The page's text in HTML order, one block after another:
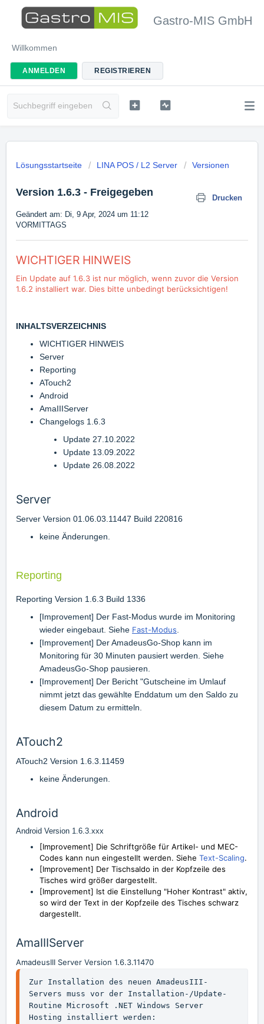
Gastro-MIS GmbH
Willkommen
ANMELDEN REGISTRIEREN
Lösungsstartseite LINA POS / L2 Server Versionen
Version 1.6.3 - Freigegeben
Drucken
Geändert am: Di, 9 Apr, 2024 um 11:12
VORMITTAGS
WICHTIGER HINWEIS
Ein Update auf 1.6.3 ist nur möglich, wenn zuvor die Version
1.6.2 installiert war. Dies bitte unbedingt berücksichtigen!
INHALTSVERZEICHNIS
WICHTIGER HINWEIS
Server
Reporting
ATouch2
Android
AmaIIIServer
Changelogs 1.6.3
Update 27.10.2022
Update 13.09.2022
Update 26.08.2022
Server
Server Version 01.06.03.11447 Build 220816
keine Änderungen.
Reporting
Reporting Version 1.6.3 Build 1336
[Improvement] Der Fast-Modus wurde im Monitoring
wieder eingebaut. Siehe Fast-Modus.
[Improvement] Der AmadeusGo-Shop kann im
Monitoring für 30 Minuten pausiert werden. Siehe
AmadeusGo-Shop pausieren.
[Improvement] Der Bericht "Gutscheine im Umlauf
nimmt jetzt das gewählte Enddatum um den Saldo zu
diesem Datum zu ermitteln.
ATouch2
ATouch2 Version 1.6.3.11459
keine Änderungen.
Android
Android Version 1.6.3.xxx
[Improvement] Die Schriftgröße für Artikel- und MEC-
Codes kann nun eingestellt werden. Siehe Text-Scaling.
[Improvement] Der Tischsaldo in der Kopfzeile des
Tisches wird größer dargestellt.
[Improvement] Ist die Einstellung "Hoher Kontrast" aktiv,
so wird der Text in der Kopfzeile des Tisches schwarz
dargestellt.
AmaIIIServer
AmadeusIII Server Version 1.6.3.11470
Zur Installation des neuen AmadeusIII-
Servers muss vor der Installation-/Update-
Routine Microsoft .NET Windows Server